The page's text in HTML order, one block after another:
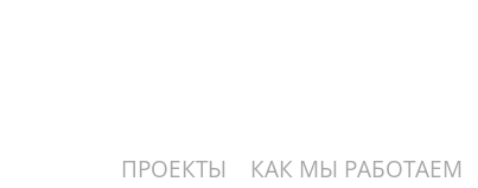
ПРОЕКТЫ КАК МЫ РАБОТАЕМ